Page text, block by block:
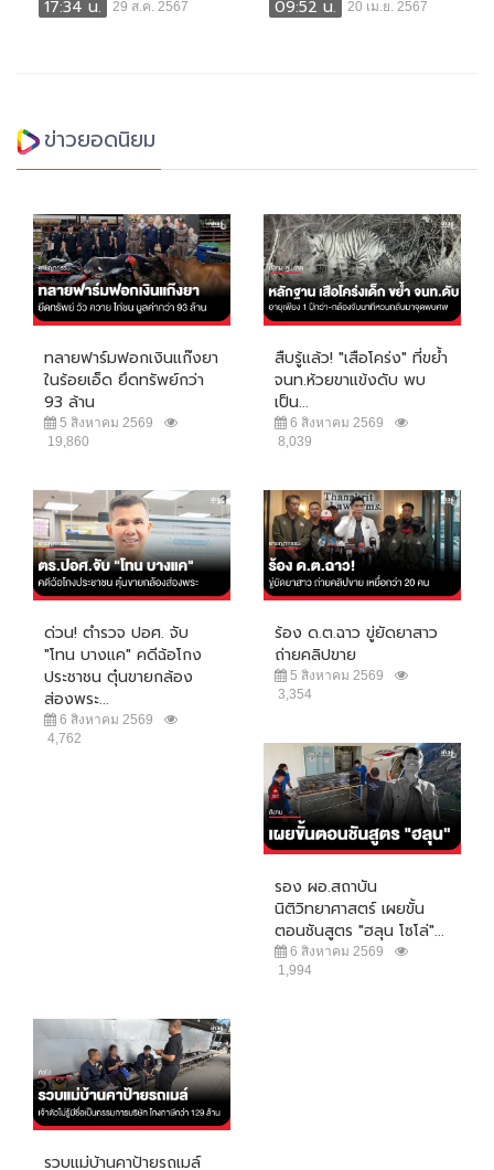
17:34 น.
29 ส.ค. 2567
09:52 น.
20 เม.ย. 2567
ข่าวยอดนิยม
ทลายฟาร์มฟอกเงินแก๊งยา
ในร้อยเอ็ด ยึดทรัพย์กว่า
93 ล้าน
5 สิงหาคม 2569
19,860
สืบรู้แล้ว! "เสือโคร่ง" ที่ขย้ำ
จนท.ห้วยขาแข้งดับ พบ
เป็น...
6 สิงหาคม 2569
8,039
ด่วน! ตำรวจ ปอศ. จับ
"โทน บางแค" คดีฉ้อโกง
ประชาชน ตุ๋นขายกล้อง
ส่องพระ...
6 สิงหาคม 2569
4,762
ร้อง ด.ต.ฉาว ขู่ยัดยาสาว
ถ่ายคลิปขาย
5 สิงหาคม 2569
3,354
รอง ผอ.สถาบัน
นิติวิทยาศาสตร์ เผยขั้น
ตอนชันสูตร "ฮลุน โซโล่"...
6 สิงหาคม 2569
1,994
รวบแม่บ้านคาป้ายรถเมล์